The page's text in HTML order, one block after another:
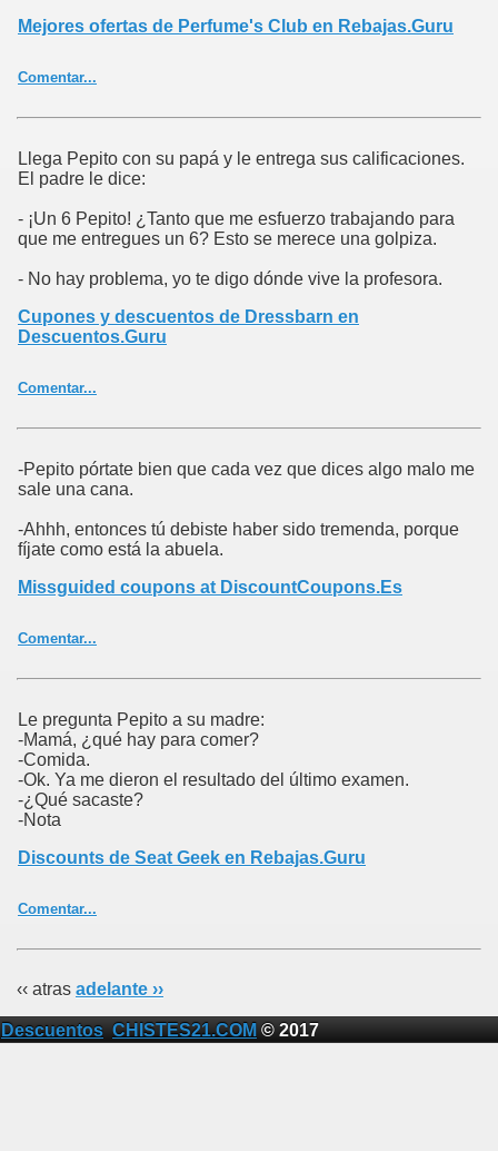
Mejores ofertas de Perfume's Club en Rebajas.Guru
Comentar...
Llega Pepito con su papá y le entrega sus calificaciones.
El padre le dice:
- ¡Un 6 Pepito! ¿Tanto que me esfuerzo trabajando para
que me entregues un 6? Esto se merece una golpiza.
- No hay problema, yo te digo dónde vive la profesora.
Cupones y descuentos de Dressbarn en
Descuentos.Guru
Comentar...
-Pepito pórtate bien que cada vez que dices algo malo me
sale una cana.
-Ahhh, entonces tú debiste haber sido tremenda, porque
fíjate como está la abuela.
Missguided coupons at DiscountCoupons.Es
Comentar...
Le pregunta Pepito a su madre:
-Mamá, ¿qué hay para comer?
-Comida.
-Ok. Ya me dieron el resultado del último examen.
-¿Qué sacaste?
-Nota
Discounts de Seat Geek en Rebajas.Guru
Comentar...
‹‹ atras adelante ››
Descuentos CHISTES21.COM © 2017